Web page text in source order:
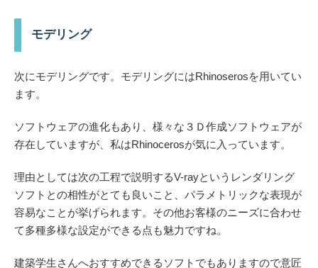
モデリング
次にモデリングです。モデリングにはRhinoserosを用いてい
ます。
ソフトウェアの進化もあり、様々な３Ｄ作成ソフトウェアが
存在していますが、私はRhinocerosが気に入っています。
理由としては次の工程で説明するV-rayというレンダリング
ソフトとの相性がとても良いこと、パラメトリックな表現が
容易なこと が挙げられます。その他お客様のニーズに合わせ
て多種多様な設定ができる点も魅力ですね。
建築学生さんへおすすめできるソフトでもありますので意匠